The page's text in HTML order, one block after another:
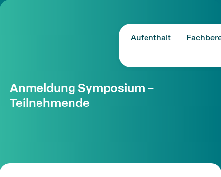
Aufenthalt
Anmeldung Symposium –
Teilnehmende